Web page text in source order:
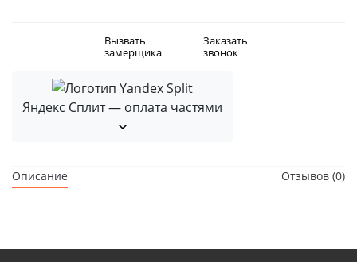
Вызвать
замерщика
Заказать
звонок
Яндекс Сплит — оплата частями
Описание Отзывов (0)